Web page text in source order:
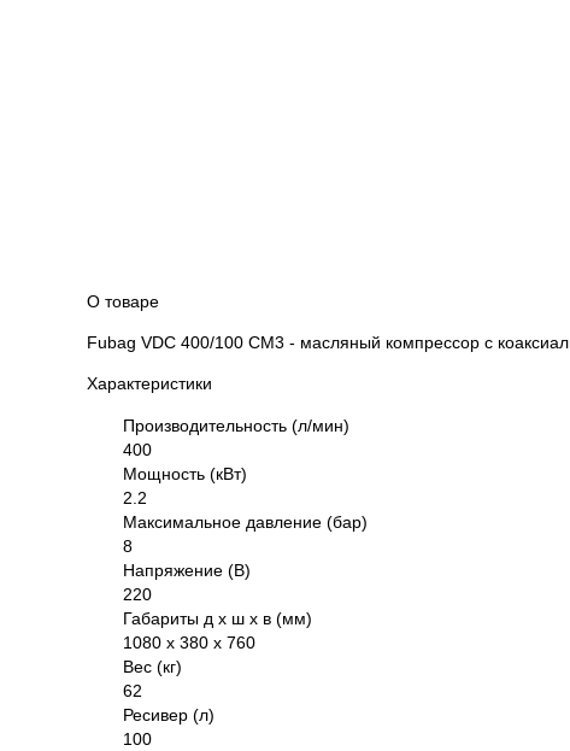
О товаре
Fubag VDC 400/100 CM3 - масляный компрессор с
Характеристики
Производительность (л/мин)
400
Мощность (кВт)
2.2
Максимальное давление (бар)
8
Напряжение (В)
220
Габариты д х ш х в (мм)
1080 х 380 х 760
Вес (кг)
62
Ресивер (л)
100